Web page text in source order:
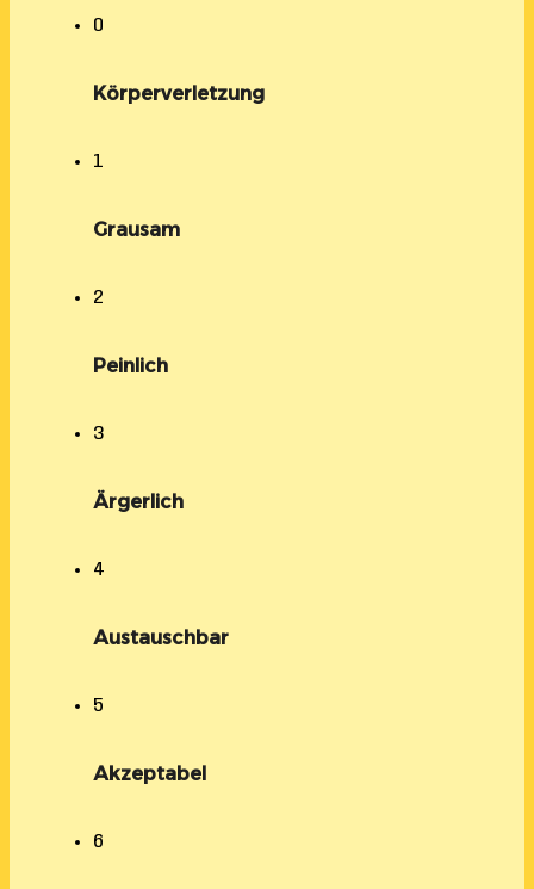
0
Körperverletzung
1
Grausam
2
Peinlich
3
Ärgerlich
4
Austauschbar
5
Akzeptabel
6